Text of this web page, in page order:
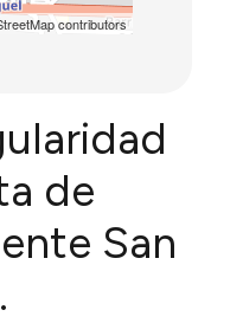
contributors
de
San